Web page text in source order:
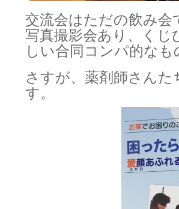
交流会はただの飲み
写真撮影会あり、く
しい合同コンパ的なも
さすが、薬剤師さん
す。